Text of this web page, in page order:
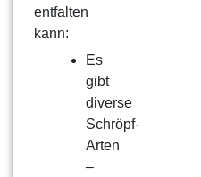
entfalten
kann:
Es
gibt
diverse
Schröpf-
Arten
–